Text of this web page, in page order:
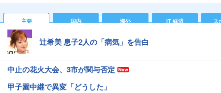
主要 国内 海外 IT 経済 ス
辻希美 息子2人の「病気」を告白
中止の花火大会、3市が関与否定
甲子園中継で異変「どうした」